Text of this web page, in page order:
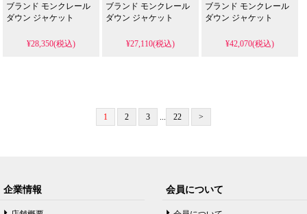
ブランド モンクレール
ダウン ジャケット
¥28,350(税込)
ブランド モンクレール
ダウン ジャケット
¥27,110(税込)
ブランド モンクレール
ダウン ジャケット
¥42,070(税込)
1 2 3 ... 22 >
企業情報 会員について